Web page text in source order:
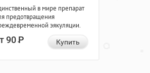
в мире препарат
предотвращения
эякуляции.
90Р Купить